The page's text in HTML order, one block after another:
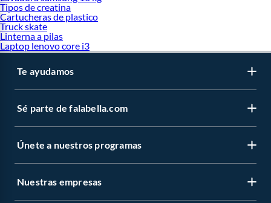
Tipos de creatina
Cartucheras de plastico
Truck skate
Linterna a pilas
Laptop lenovo core i3
Te ayudamos
Sé parte de falabella.com
Únete a nuestros programas
Nuestras empresas